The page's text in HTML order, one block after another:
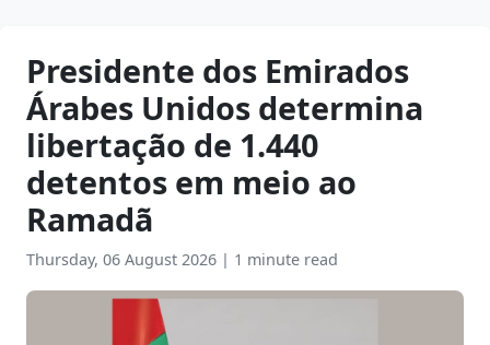
Presidente dos Emirados
Árabes Unidos determina
libertação de 1.440
detentos em meio ao
Ramadã
Thursday, 06 August 2026 | 1 minute read